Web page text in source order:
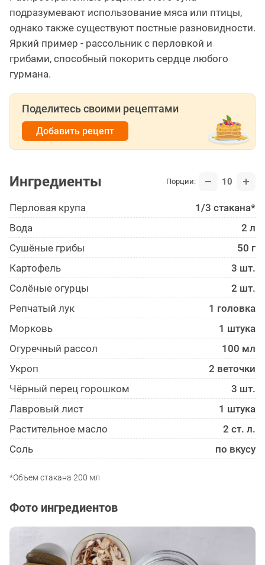
подразумевают использование мяса или птицы,
однако также существуют постные разновидности.
Яркий пример - рассольник с перловкой и
грибами, способный покорить сердце любого
гурмана.
Поделитесь своими рецептами
Добавить рецепт
Ингредиенты Порции: 10
Перловая крупа
1/3 стакана*
Вода
2 л
Сушёные грибы
50 г
Картофель
3 шт.
Солёные огурцы
2 шт.
Репчатый лук
1 головка
Морковь
1 штука
Огуречный рассол
100 мл
Укроп
2 веточки
Чёрный перец горошком
3 шт.
Лавровый лист
1 штука
Растительное масло
2 ст. л.
Соль
по вкусу
*Объем стакана 200 мл
Фото ингредиентов